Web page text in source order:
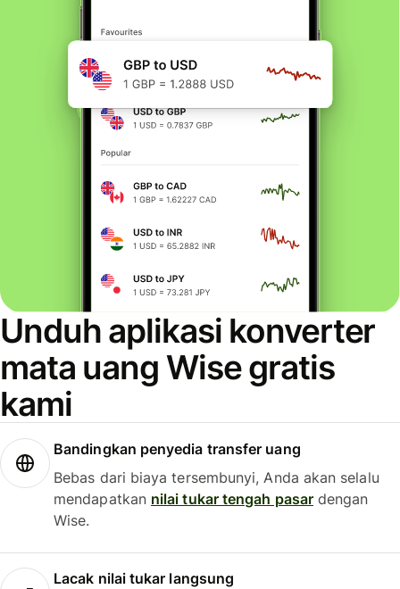
Unduh aplikasi konverter
mata uang Wise gratis
kami
Bandingkan penyedia transfer uang
Bebas dari biaya tersembunyi, Anda akan selalu
mendapatkan nilai tukar tengah pasardengan
Wise.
Lacak nilai tukar langsung